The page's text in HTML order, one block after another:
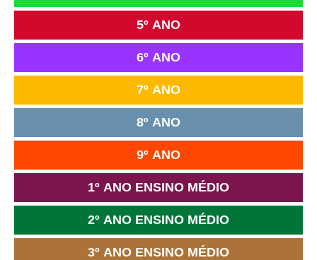
5º ANO
6º ANO
7º ANO
8º ANO
9º ANO
1º ANO ENSINO MÉDIO
2º ANO ENSINO MÉDIO
3º ANO ENSINO MÉDIO